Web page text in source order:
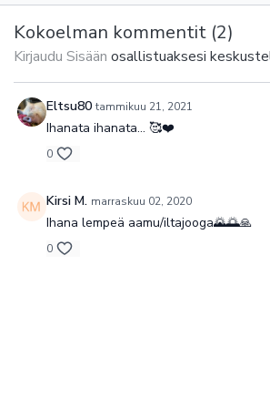
kaikille ja
Kokoelman kommentit (2)
Kirjaudu Sisään osallistuaksesi
Eltsu80 tammikuu 21, 2021
Ihanata ihanata... 🥰❤️
0
Kirsi M. marraskuu 02, 2020
Ihana lempeä aamu/iltajooga🌄🌅🙏
0